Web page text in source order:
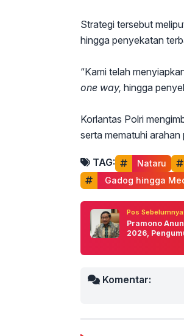
Strategi tersebut
hingga penyekatan
“Kami telah
one way, hingga
Korlantas Polri
serta mematuhi
TAG: Nataru
Gadog hingga
Pos Sebelumnya:
Pramono
2026,
Komentar: